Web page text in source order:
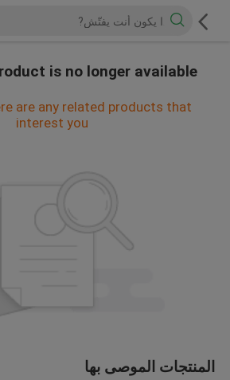
is no longer available.
are any related products that
interest you
المنتجات الموصى بها